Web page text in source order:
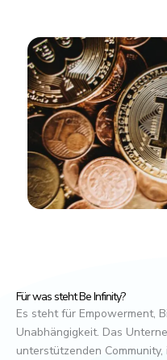
Für was steht Be Infinity?
Es steht für Empowerment,
Unabhängigkeit. Das
unterstützenden